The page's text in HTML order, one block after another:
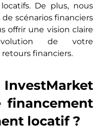
De plus, nous
scénarios financiers
offrir une vision claire
de votre
financiers.
locatif ?